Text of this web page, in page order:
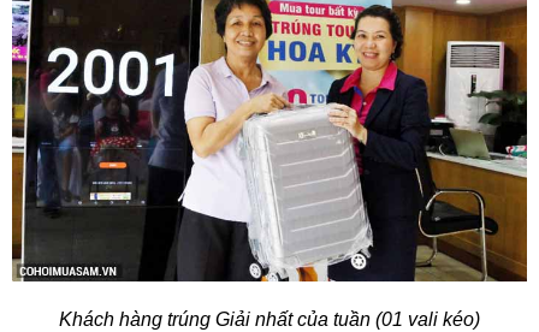
Khách hàng trúng Giải nhất của tuần (01 vali kéo)